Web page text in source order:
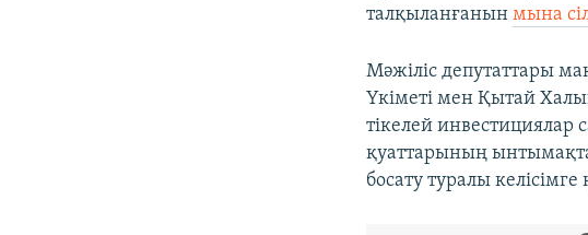
талқыланғанынмына
Мәжіліс депутаттары
Үкіметі мен Қытай
тікелей инвестициялар
қуаттарының
босату туралы